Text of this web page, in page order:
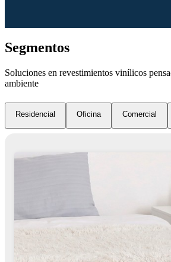
Segmentos
Soluciones en revestimientos vinílicos
ambiente
Residencial Oficina Comercial